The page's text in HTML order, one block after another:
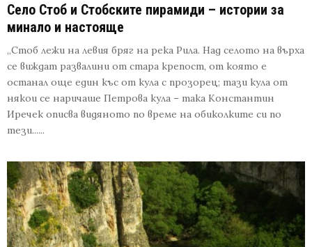
Село Стоб и Стобските пирамиди – истории за
минало и настояще
„Стоб лежи на левия бряг на река Рила. Над селото на върха
се виждат развалини от стара крепост, от която е
останал още един къс от кула с прозорец; тази кула от
някои се наричаше Петрова кула – така Константин
Иречек описва видяното по време на обиколките си по
тези......